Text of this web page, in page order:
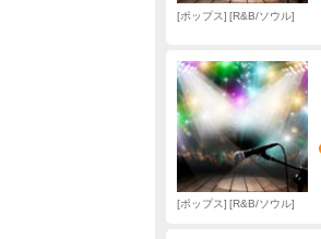
ポップス R&B/ソウル
ポップス R&B/ソウル